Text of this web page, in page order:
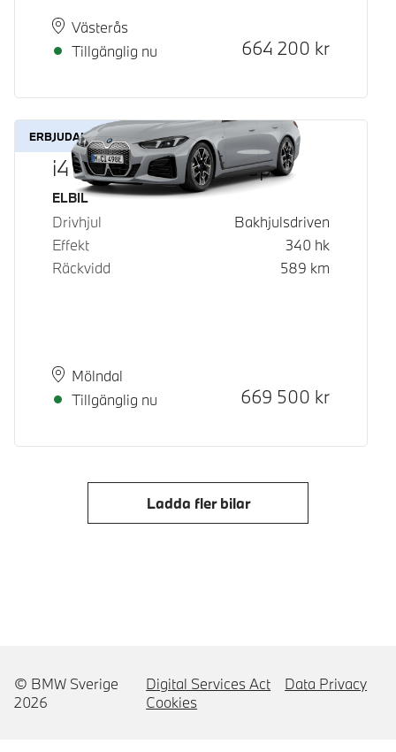
PlatsVästerås
Leveranstid
Tillgänglig nu
Kontantpris
664 200 kr
ERBJUDANDE
i4 eDrive40 Gran Coupé
Bränsle
ELBIL
Drivhjul
Bakhjulsdriven
Effekt
340 hk
Räckvidd
589 km
PlatsMölndal
Leveranstid
Tillgänglig nu
Kontantpris
669 500 kr
Ladda fler bilar
© BMW Sverige
2026
Digital Services Act
Data Privacy
Cookies